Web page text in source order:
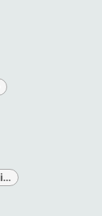
preguntas para el autoconocimiento